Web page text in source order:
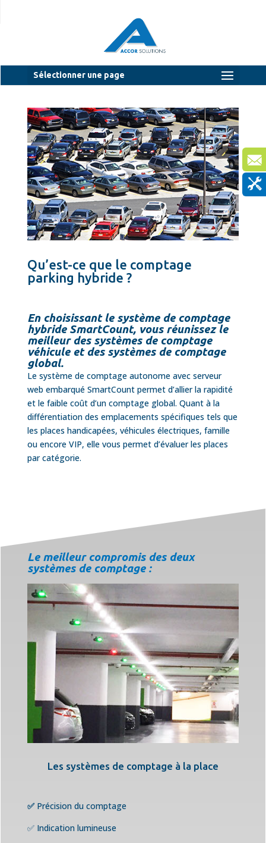
Sélectionner une page
Qu’est-ce que le comptage
parking hybride ?
En choisissant le système de comptage
hybride SmartCount, vous réunissez le
meilleur des systèmes de comptage
véhicule et des systèmes de comptage
global.
Le système de comptage autonome avec serveur
web embarqué SmartCount permet d’allier la rapidité
et le faible coût d’un comptage global. Quant à la
différentiation des emplacements spécifiques tels que
les places handicapées, véhicules électriques, famille
ou encore VIP, elle vous permet d’évaluer les places
par catégorie.
Le meilleur compromis des deux
systèmes de comptage :
Les systèmes de comptage à la place
✅Précision du comptage
✅ Indication lumineuse